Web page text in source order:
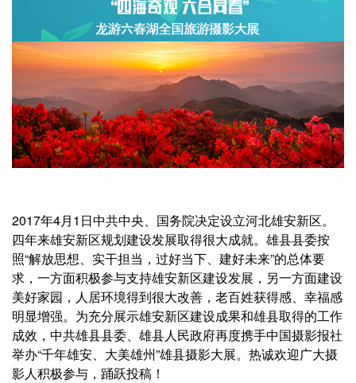
2017年4月1日中共中央、国务院决定设立河北雄安新区。
四年来雄安新区规划建设发展取得很大成就。雄县县委按
照“解放思想、实干担当，过好当下、建好未来”的总体要
求，一方面积极参与支持雄安新区建设发展，另一方面建设
美好家园，人居环境得到很大改善，老百姓获得感、幸福感
明显增强。为充分展示雄安新区建设成果和雄县取得的工作
成效，中共雄县县委、雄县人民政府再度携手中国摄影报社
举办“千年雄安、大美雄州”雄县摄影大展。热诚欢迎广大摄
影人积极参与，踊跃投稿！